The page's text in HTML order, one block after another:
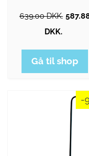
639.00 DKK.
DKK.
Gå til shop
-